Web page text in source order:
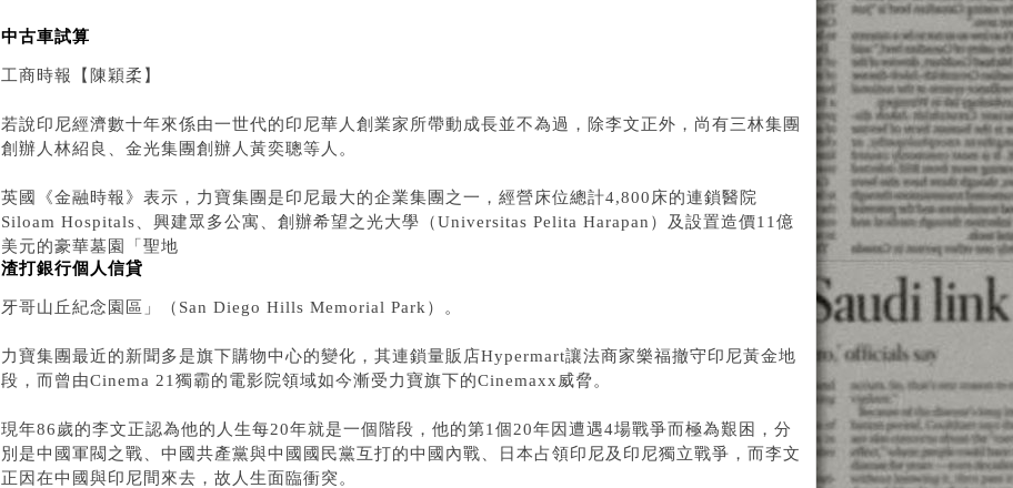
中古車試算
工商時報【陳穎柔】
若說印尼經濟數十年來係由一世代的印尼華人創業家所帶動成長並不為過，除李文正外，尚有三林集團
創辦人林紹良、金光集團創辦人黃奕聰等人。
英國《金融時報》表示，力寶集團是印尼最大的企業集團之一，經營床位總計4,800床的連鎖醫院
Siloam Hospitals、興建眾多公寓、創辦希望之光大學（Universitas Pelita Harapan）及設置造價11億
美元的豪華墓園「聖地
渣打銀行個人信貸
牙哥山丘紀念園區」（San Diego Hills Memorial Park）。
力寶集團最近的新聞多是旗下購物中心的變化，其連鎖量販店Hypermart讓法商家樂福撤守印尼黃金地
段，而曾由Cinema 21獨霸的電影院領域如今漸受力寶旗下的Cinemaxx威脅。
現年86歲的李文正認為他的人生每20年就是一個階段，他的第1個20年因遭遇4場戰爭而極為艱困，分
別是中國軍閥之戰、中國共產黨與中國國民黨互打的中國內戰、日本占領印尼及印尼獨立戰爭，而李文
正因在中國與印尼間來去，故人生面臨衝突。